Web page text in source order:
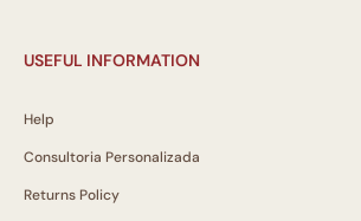
USEFUL INFORMATION
Help
Consultoria Personalizada
Returns Policy